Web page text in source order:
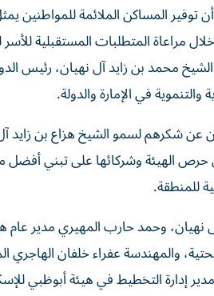
المساكن الملائمة للمواطنين
مراعاة المتطلبات المستقبلية للأسر
محمد بن زايد آل نهيان، رئيس
في الإمارة والدولة.
شكرهم لسمو الشيخ هزاع بن زايد
الهيئة وشركائها على تبني أفضل
للمنطقة.
نهيان، وحمد حارب المهيري مدير
والمهندسة عفراء خلفان
إدارة التخطيط في هيئة أبوظبي